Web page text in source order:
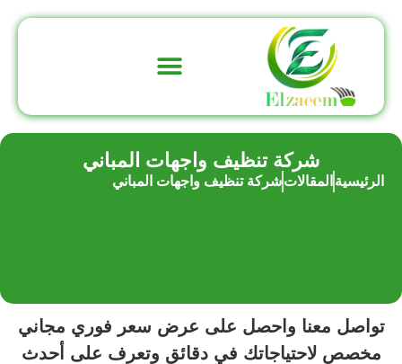
شركة تنظيف واجهات المباني
الرئيسية المقالاتشركة تنظيف واجهات المباني
تواصل معنا واحصل على عرض سعر فوري مجاني
مخصص لاحتياجاتك في دقائق وتعرف على أحدث